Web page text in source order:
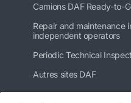
Camions DAF Ready-to-
Repair and maintenance
independent operators
Periodic Technical
Autres sites DAF